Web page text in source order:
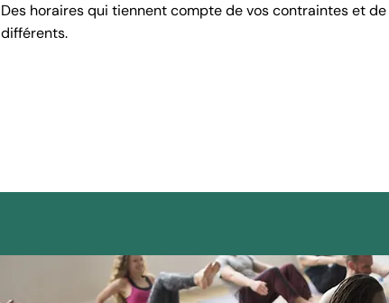
Des horaires qui tiennent compte de vos contraintes et
différents.